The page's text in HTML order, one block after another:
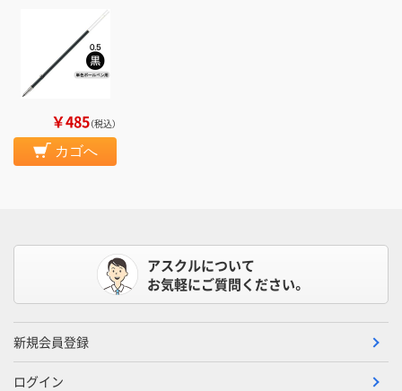
￥485（税込）
カゴへ
アスクルについて
お気軽にご質問ください。
新規会員登録
ログイン